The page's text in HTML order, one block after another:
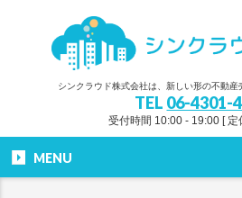
シンクラウド株式会社は、新しい形の不動産
TEL 06-4301-
受付時間 10:00 - 19:00 [ 定
MENU